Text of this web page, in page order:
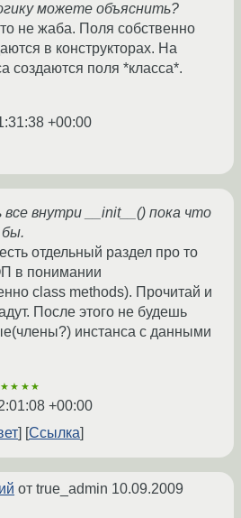
можете объяснить?
не жаба. Поля собственно
в конструкторах. На
создаются поля *класса*.
+00:00
внутри __init__() пока что
бы.
отдельный раздел про то
в понимании
class methods). Прочитай и
После этого не будешь
инстанса с данными
+00:00
Ссылка
от true_admin 10.09.2009